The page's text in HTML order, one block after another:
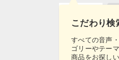
こだわり検
すべての音声
ゴリーやテー
商品をお探し
タグ・
キーワード